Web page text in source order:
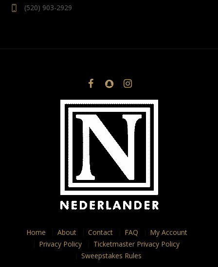
(520) 903-2929
Home About Contact FAQ
My Account
Privacy Policy
Ticketmaster Privacy Policy
Sweepstakes Rules